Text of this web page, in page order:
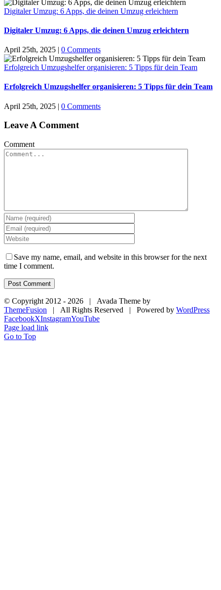
Digitaler Umzug: 6 Apps, die deinen Umzug erleichtern
Digitaler Umzug: 6 Apps, die deinen Umzug erleichtern
April 25th, 2025 | 0 Comments
Erfolgreich Umzugshelfer organisieren: 5 Tipps für dein Team
Erfolgreich Umzugshelfer organisieren: 5 Tipps für dein Team
April 25th, 2025 | 0 Comments
Leave A Comment
Comment
Save my name, email, and website in this browser for the next
time I comment.
© Copyright 2012 - 2026 | Avada Theme by
ThemeFusion | All Rights Reserved | Powered by WordPress
FacebookXInstagramYouTube
Page load link
Go to Top